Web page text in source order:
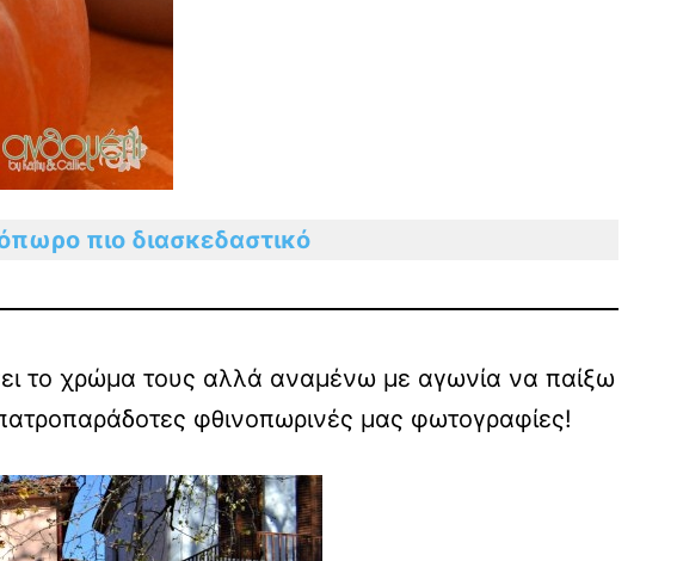
πιο διασκεδαστικό
το χρώμα τους αλλά αναμένω με αγωνία να παίξω
φθινοπωρινές μας φωτογραφίες!